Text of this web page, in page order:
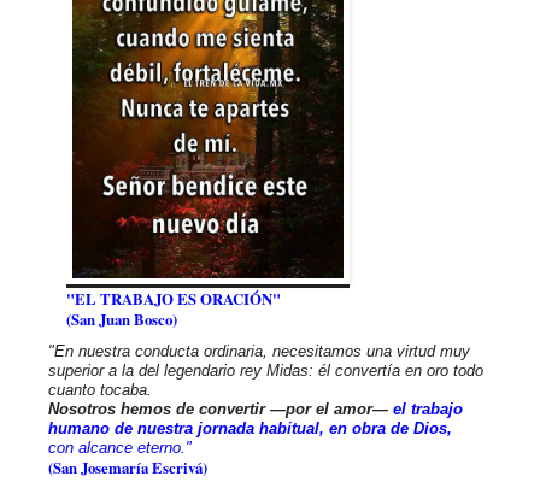
"EL TRABAJO ES ORACIÓN"
(San Juan Bosco)
"En nuestra conducta ordinaria, necesitamos una virtud muy
superior a la del legendario rey Midas: él convertía en oro todo
cuanto tocaba.
Nosotros hemos de convertir —por el amor— el trabajo
humano de nuestra jornada habitual, en obra de Dios,
con alcance eterno."
(San Josemaría Escrivá)